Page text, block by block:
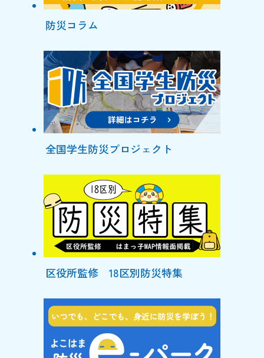
防災コラム
全国学生防災プロジェクト
区役所監修 18区別防災特集